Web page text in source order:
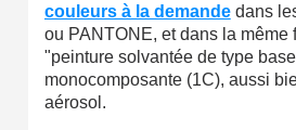
couleurs à la demandedans
ou PANTONE, et dans la même
"peinture solvantée de type
monocomposante (1C), aussi
aérosol.